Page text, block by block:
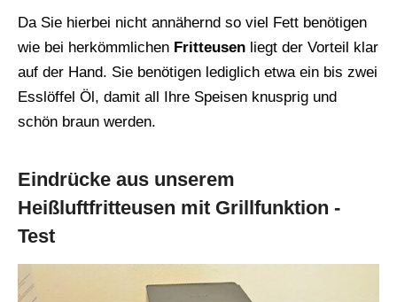
Da Sie hierbei nicht annähernd so viel Fett benötigen
wie bei herkömmlichen Fritteusen liegt der Vorteil klar
auf der Hand. Sie benötigen lediglich etwa ein bis zwei
Esslöffel Öl, damit all Ihre Speisen knusprig und
schön braun werden.
Eindrücke aus unserem
Heißluftfritteusen mit Grillfunktion -
Test